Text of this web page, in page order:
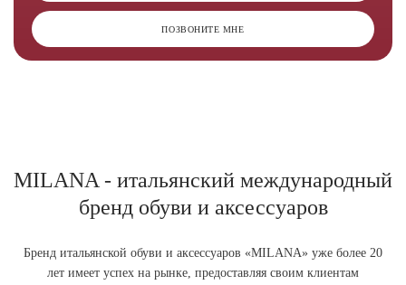
ПОЗВОНИТЕ МНЕ
MILANA - итальянский международный
бренд обуви и аксессуаров
Бренд итальянской обуви и аксессуаров «MILANA» уже более 20
лет имеет успех на рынке, предоставляя своим клиентам